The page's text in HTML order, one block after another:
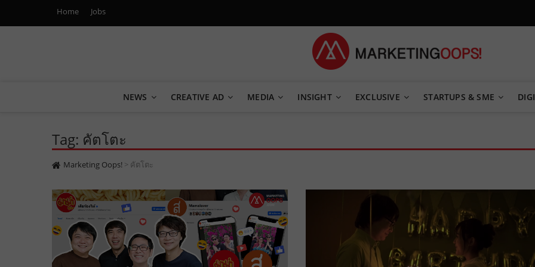
Home Jobs
Marketing Oops!
NEWS CREATIVE AD MEDIA INSIGHT EXCLUSIVE STARTUPS & SME
Tag: คัตโตะ
Marketing Oops! > คัตโตะ